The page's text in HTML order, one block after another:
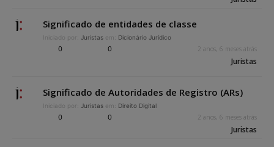
Significado de entidades de classe
Iniciado por: Juristas em: Dicionário Jurídico
0 0 2 anos, 6 meses atrás
Juristas
Significado de Autoridades de Registro (ARs)
Iniciado por: Juristas em: Direito Digital
0 0 2 anos, 6 meses atrás
Juristas